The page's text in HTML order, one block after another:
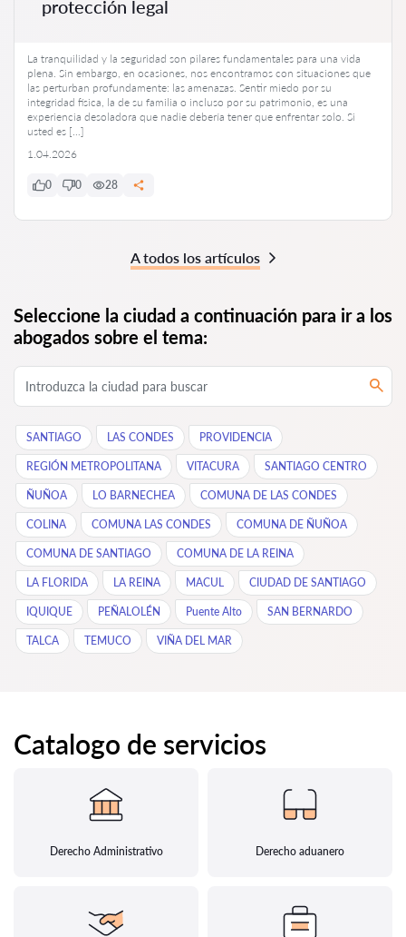
protección legal
La tranquilidad y la seguridad son pilares fundamentales para una vida
plena. Sin embargo, en ocasiones, nos encontramos con situaciones que
las perturban profundamente: las amenazas. Sentir miedo por su
integridad física, la de su familia o incluso por su patrimonio, es una
experiencia desoladora que nadie debería tener que enfrentar solo. Si
usted es […]
1.04.2026
0 0 28
A todos los artículos
Seleccione la ciudad a continuación para ir a los
abogados sobre el tema:
SANTIAGO LAS CONDES PROVIDENCIA
REGIÓN METROPOLITANA VITACURA SANTIAGO CENTRO
ÑUÑOA LO BARNECHEA COMUNA DE LAS CONDES
COLINA COMUNA LAS CONDES COMUNA DE ÑUÑOA
COMUNA DE SANTIAGO COMUNA DE LA REINA
LA FLORIDA LA REINA MACUL CIUDAD DE SANTIAGO
IQUIQUE PEÑALOLÉN Puente Alto SAN BERNARDO
TALCA TEMUCO VIÑA DEL MAR
Catalogo de servicios
Derecho Administrativo Derecho aduanero